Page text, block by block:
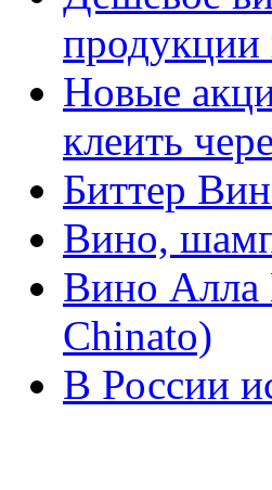
Новые
клеить
Биттер
Вино,
Вино Алла
Chinato)
В России